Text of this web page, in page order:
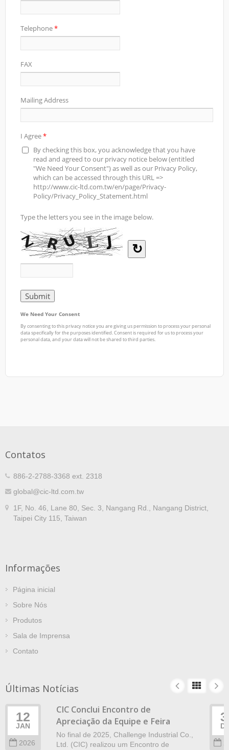
Contatos
886-2-2788-3368 ext. 2318
global@cic-ltd.com.tw
1F, No. 46, Lane 80, Sec. 3, Nangang Rd., Nangang District,
Taipei City 115, Taiwan
Informações
Página inicial
Sobre Nós
Produtos
Sala de Imprensa
Contato
Últimas Notícias
12
JAN
2026
CIC Conclui Encontro de
Apreciação da Equipe e Feira
No final de 2025, Challenge Industrial Co.,
Ltd. (CIC) realizou um Encontro de